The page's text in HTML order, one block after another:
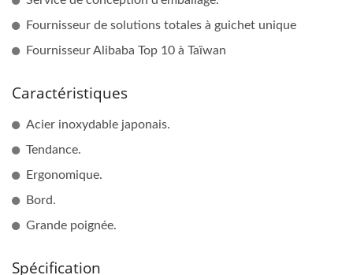
Fournisseur de solutions totales à guichet unique
Fournisseur Alibaba Top 10 à Taïwan
Caractéristiques
Acier inoxydable japonais.
Tendance.
Ergonomique.
Bord.
Grande poignée.
Spécification